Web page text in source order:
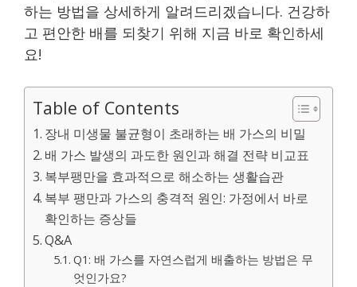
하는 방법을 상세하게 알려드리겠습니다. 건강하
고 편안한 배를 되찾기 위해 지금 바로 확인하세
요!
Table of Contents
장내 미생물 불균형이 초래하는 배 가스의 비밀
배 가스 발생의 과도한 원인과 해결 전략 비교표
복부팽만을 효과적으로 해소하는 생활습관
복부 팽만과 가스의 충격적 원인: 가정에서 바로
확인하는 증상들
Q&A
Q1: 배 가스를 자연스럽게 배출하는 방법은 무
엇인가요?